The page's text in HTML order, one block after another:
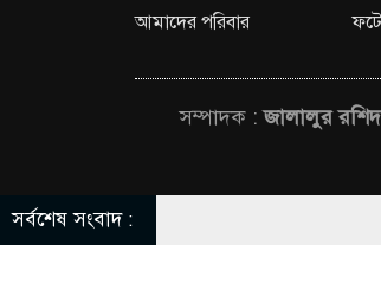
আমাদের পরিবার
সম্পাদক :জালালুর
©
সর্বশেষ সংবাদ :